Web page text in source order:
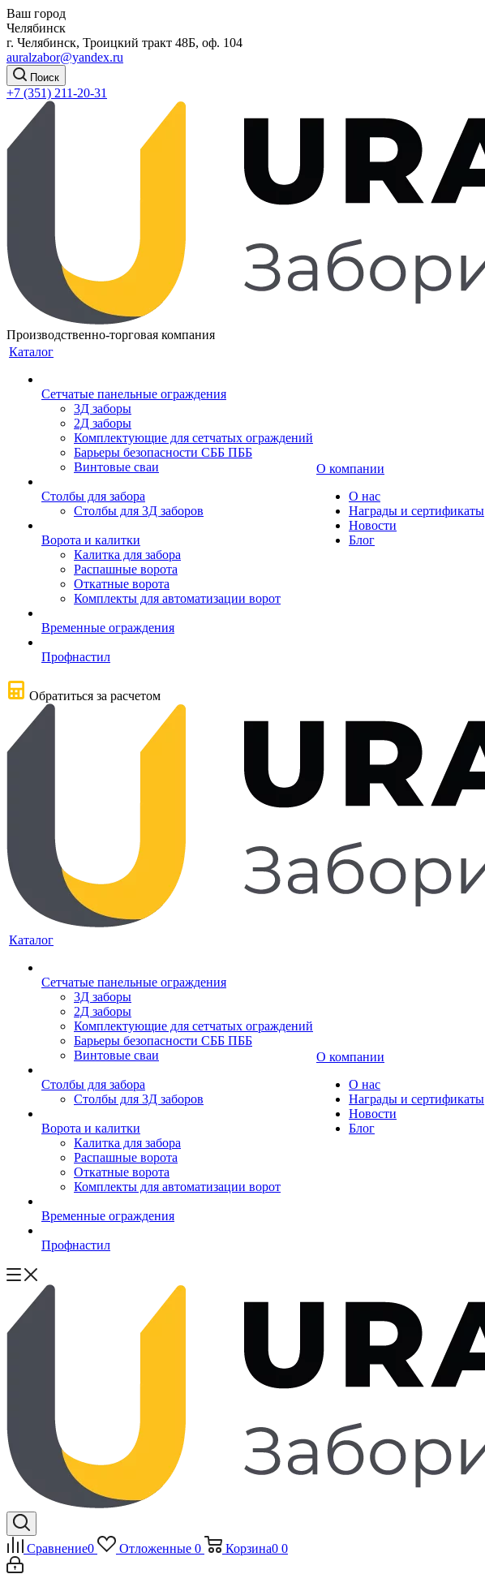
Ваш город
Челябинск
г. Челябинск, Троицкий тракт 48Б, оф. 104
auralzabor@yandex.ru
Поиск
+7 (351) 211-20-31
Производственно-торговая компания
Каталог
Сетчатые панельные ограждения
3Д заборы
2Д заборы
Комплектующие для сетчатых ограждений
Барьеры безопасности СББ ПББ
Винтовые сваи
Столбы для забора
Столбы для 3Д заборов
Ворота и калитки
Калитка для забора
Распашные ворота
Откатные ворота
Комплекты для автоматизации ворот
Временные ограждения
Профнастил
О компании
О нас
Награды и сертификаты
Новости
Блог
Обратиться за расчетом
Каталог
Сетчатые панельные ограждения
3Д заборы
2Д заборы
Комплектующие для сетчатых ограждений
Барьеры безопасности СББ ПББ
Винтовые сваи
Столбы для забора
Столбы для 3Д заборов
Ворота и калитки
Калитка для забора
Распашные ворота
Откатные ворота
Комплекты для автоматизации ворот
Временные ограждения
Профнастил
О компании
О нас
Награды и сертификаты
Новости
Блог
Сравнение0 Отложенные 0 Корзина0 0